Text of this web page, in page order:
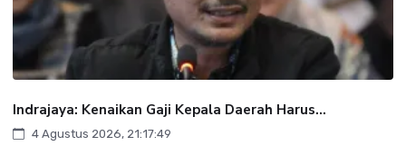
Indrajaya: Kenaikan Gaji Kepala Daerah Harus...
4 Agustus 2026, 21:17:49